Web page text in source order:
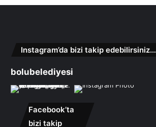
Instagram’da bizi takip edebilirsiniz…
bolubelediyesi
Facebook’ta
bizi takip